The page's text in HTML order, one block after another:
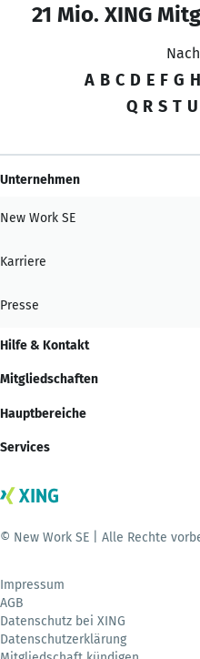
21 Mio. XING
A B C D E F G H
Q R S T U
Unternehmen
New Work SE
Karriere
Presse
Hilfe & Kontakt
Mitgliedschaften
Hauptbereiche
Services
© New Work SE | Alle Rechte
Impressum
AGB
Datenschutz bei XING
Datenschutzerklärung